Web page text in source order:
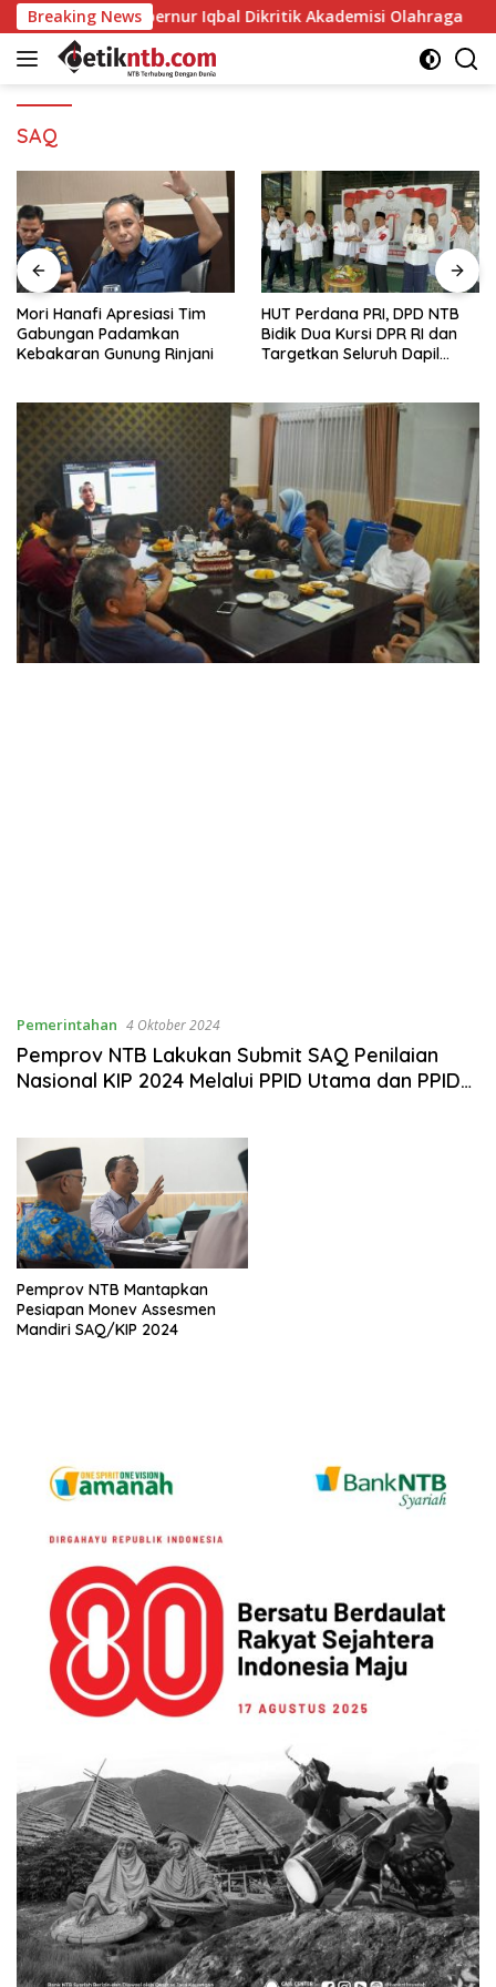
Langsung
ke
konten
Breaking News
ke Gubernur Iqbal Dikritik Akademisi Olahraga
SAQ
Mori Hanafi Apresiasi Tim
Gabungan Padamkan
Kebakaran Gunung Rinjani
HUT Perdana PRI, DPD NTB
Bidik Dua Kursi DPR RI dan
Targetkan Seluruh Dapil
Pemerintahan 4 Oktober 2024
Pemprov NTB Lakukan Submit SAQ Penilaian
Nasional KIP 2024 Melalui PPID Utama dan PPID
Pemprov NTB Mantapkan
Pesiapan Monev Assesmen
Mandiri SAQ/KIP 2024